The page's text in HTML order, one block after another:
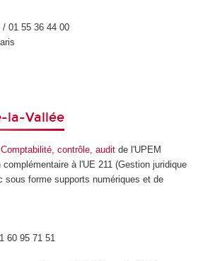
/ 01 55 36 44 00
la-Vallée
contrôle, auditde l'UPEM
à l'UE 211 (Gestion juridique
sous forme supports numériques et de
60 95 71 51